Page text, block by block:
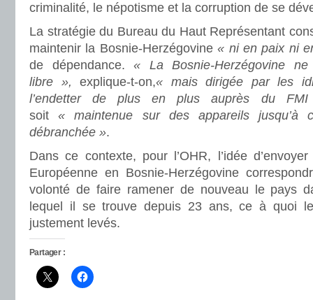
criminalité, le népotisme et la corruption de se
La stratégie du Bureau du Haut Représentant
maintenir la Bosnie-Herzégovine« ni en paix ni
de dépendance. « La Bosnie-Herzégovine
libre », explique-t-on,« mais dirigée par les
l’endetter de plus en plus auprès du
soit« maintenue sur des appareils jusqu’à
débranchée ».
Dans ce contexte, pour l’OHR, l’idée
Européenne en Bosnie-Herzégovine
volonté de faire ramener de nouveau le pays
lequel il se trouve depuis 23 ans, ce à quoi
justement levés.
Partager :